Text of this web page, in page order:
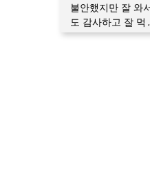
불안했지만 잘 와
도 감사하고 잘 먹